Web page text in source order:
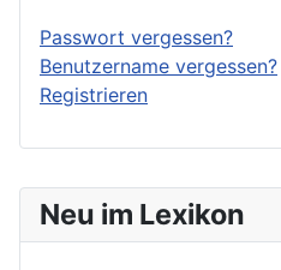
Neu im Lexikon
Passwort vergessen?
Benutzername vergessen?
Registrieren